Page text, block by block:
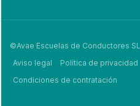
©Avae Escuelas de Conductores SL
Aviso legal
Política de privacidad
Condiciones de contratación